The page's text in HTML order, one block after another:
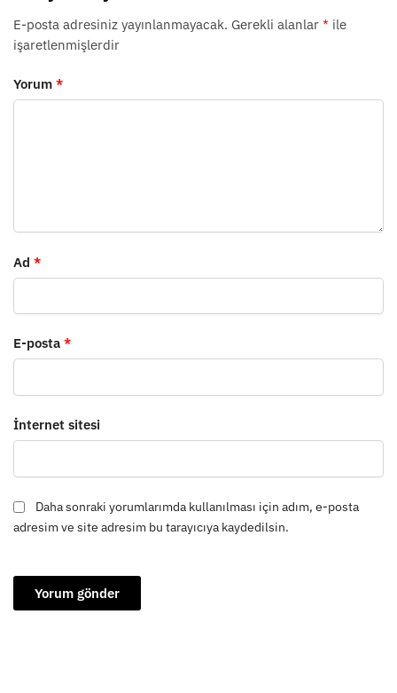
E-posta adresiniz yayınlanmayacak. Gerekli alanlar * ile
işaretlenmişlerdir
Yorum *
Ad *
E-posta *
İnternet sitesi
Daha sonraki yorumlarımda kullanılması için adım, e-posta
adresim ve site adresim bu tarayıcıya kaydedilsin.